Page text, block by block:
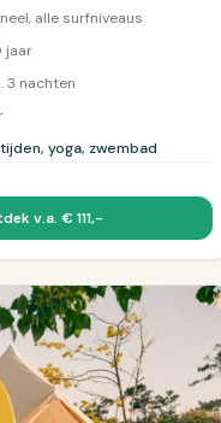
alle surfniveaus
jaar
3 nachten
yoga, zwembad
v.a. € 111,-